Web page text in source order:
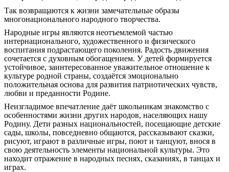
Так возвращаются к жизни замечательные образы
многонационального народного творчества.
Народные игры являются неотъемлемой частью
интернационального, художественного и физического
воспитания подрастающего поколения. Радость движения
сочетается с духовным обогащением. У детей формируется
устойчивое, заинтересованное уважительное отношение к
культуре родной страны, создаётся эмоционально
положительная основа для развития патриотических чувств,
любви и преданности Родине.
Неизгладимое впечатление даёт школьникам знакомство с
особенностями жизни других народов, населяющих нашу
Родину. Дети разных национальностей, посещающие детские
сады, школы, повседневно общаются, рассказывают сказки,
рисуют, играют в различные игры, поют и танцуют, внося в
свою деятельность элементы национальной культуры. Это
находит отражение в народных песнях, сказаниях, в танцах и
играх.